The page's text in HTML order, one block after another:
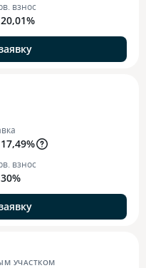
взнос
взнос
УЧАСТКОМ